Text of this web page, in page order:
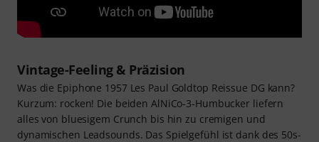
Vintage-Feeling & Präzision
Was die Epiphone 1957 Les Paul Goldtop Reissue DG kann?
Kurzum: rocken! Die beiden AlNiCo-3-Humbucker liefern
alles von bluesigem Crunch bis hin zu cremigen und
dynamischen Leadsounds. Das Spielgefühl ist dank des 50s-